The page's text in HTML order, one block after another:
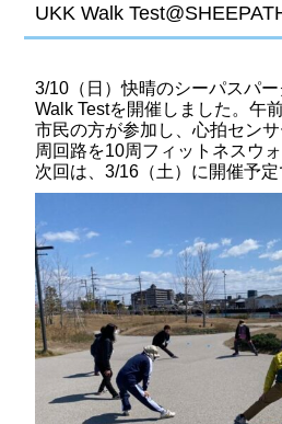
UKK Walk
3/10（日）快晴のシーパスパ
Walk Testを開催しました。午
市民の方が参加し、心拍セン
周回路を10周フィットネスウ
次回は、3/16（土）に開催予定